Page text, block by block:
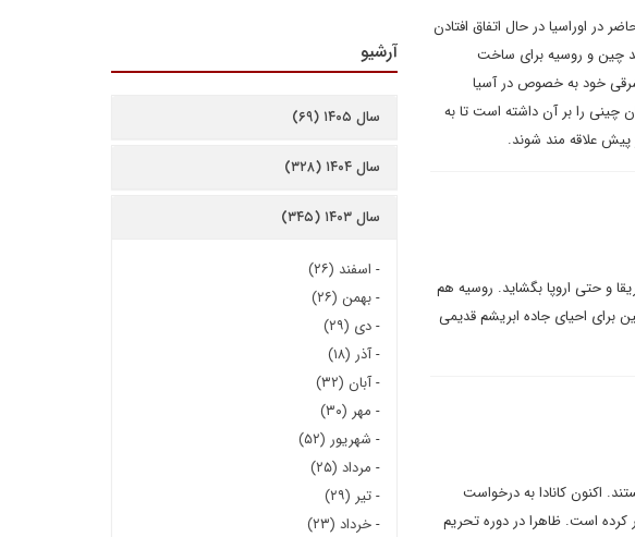
در اوراسیا در حال اتفاق افتادن
چین و روسیه برای ساخت
خود به خصوص در آسیا
چینی را بر آن داشته است تا به
علاقه مند شوند.
و حتی اروپا بگشاید. روسیه هم
احیای جاده ابریشم قدیمی
اکنون کانادا به درخواست
کرده است. ظاهرا در دوره تحریم
آرشیو
سال ۱۴۰۵ (۶۹)
سال ۱۴۰۴ (۳۲۸)
سال ۱۴۰۳ (۳۴۵)
- اسفند (۲۶)
-بهمن (۲۶)
-دی (۲۹)
-آذر (۱۸)
-آبان (۳۲)
- مهر (۳۰)
- شهریور (۵۲)
- مرداد (۲۵)
-تیر (۲۹)
-خرداد (۲۳)